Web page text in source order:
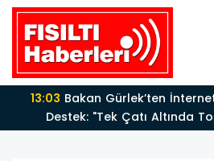
13:03Bakan Gürlek’ten İnternet Gazeteciliğine Kritik
Destek: "Tek Çatı Altında
Düzenlemeye